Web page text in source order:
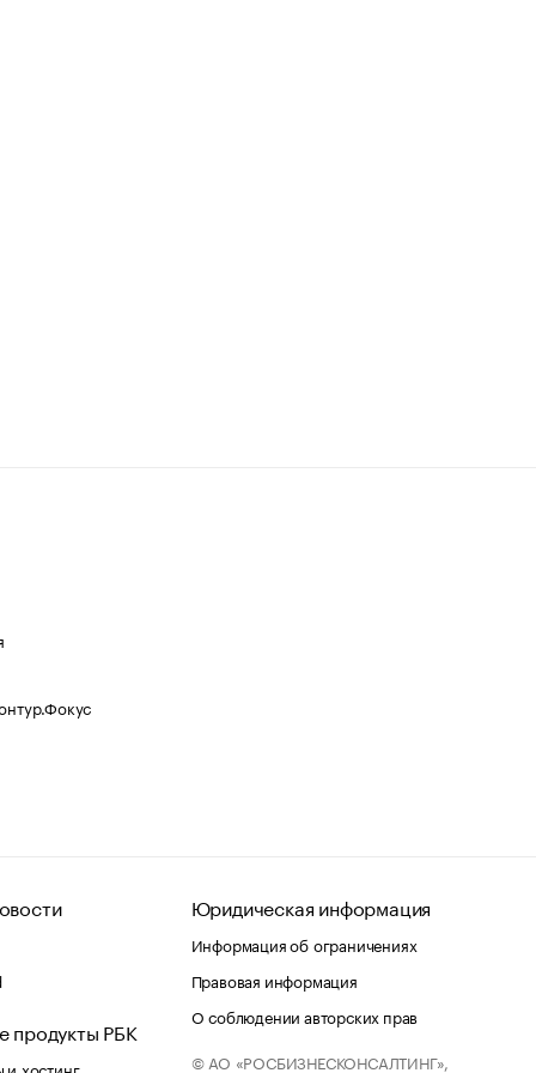
продукты РБК
хостинг
Юридическая информация
Информация об ограничениях
Правовая информация
О соблюдении авторских прав
© АО «РОСБИЗНЕСКОНСАЛТИНГ»,